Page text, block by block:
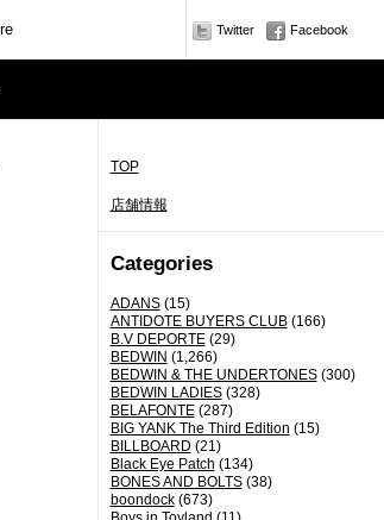
Twitter Facebook
TOP
店舗情報
Categories
ADANS(15)
ANTIDOTE BUYERS CLUB(166)
B.V DEPORTE(29)
BEDWIN (1,266)
BEDWIN & THE UNDERTONES(300)
BEDWIN LADIES(328)
BELAFONTE(287)
BIG YANK The Third Edition (15)
BILLBOARD (21)
Black Eye Patch (134)
BONES AND BOLTS(38)
boondock(673)